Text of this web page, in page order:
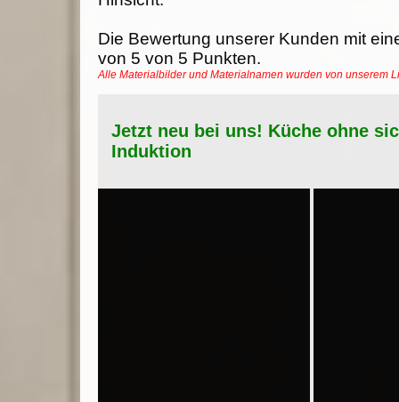
Die Bewertung unserer Kunden mit
von 5 von 5 Punkten.
Alle Materialbilder und Materialnamen wurden von unserem
Jetzt neu bei uns! Küche ohne
Induktion